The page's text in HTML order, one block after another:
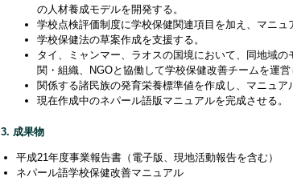
の人材養成モデルを開発する。
学校点検評価制度に学校保健関連項目を加え、マニュ
学校保健法の草案作成を支援する。
タイ、ミャンマー、ラオスの国境において、同地域
関・組織、NGOと協働して学校保健改善チームを運営
関係する諸民族の発育栄養標準値を作成し、マニュア
現在作成中のネパール語版マニュアルを完成させる。
3. 成果物
平成21年度事業報告書（電子版、現地活動報告を含む）
ネパール語学校保健改善マニュアル